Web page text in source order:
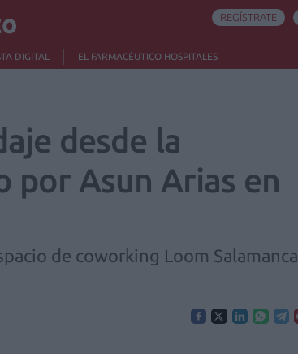
DIGITAL EL FARMACÉUTICO HOSPITALES
REGÍSTRATE
desde la
por Asun Arias en
de coworking Loom Salamanca